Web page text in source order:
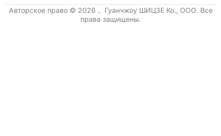
Авторское право © 2026， Гуанчжоу ШИЦЗЕ Ко., ООО. Все
права защищены.